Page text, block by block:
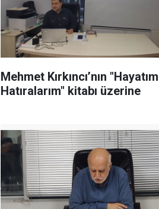
Mehmet Kırkıncı’nın "Hayatım
Hatıralarım" kitabı üzerine